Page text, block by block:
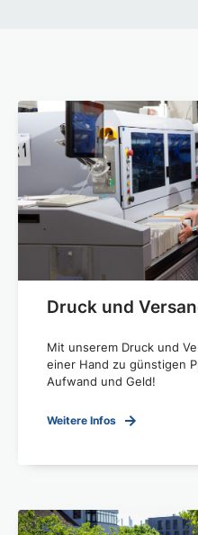
Druck und
Mit unserem Druck und
einer Hand zu günstigen
Aufwand und Geld!
Weitere Infos